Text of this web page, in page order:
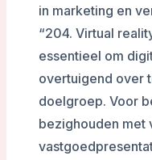
in marketing en
“204. Virtual
essentieel om
overtuigend over
doelgroep. Voor
bezighouden met